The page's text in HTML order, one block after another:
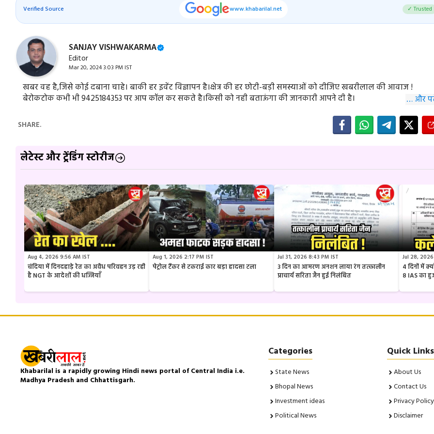
Verified Source www.khabarilal.net ✓ Trusted
SANJAY VISHWAKARMA
Editor
Mar 20, 2024 3:03 PM IST
खबर वह है,जिसे कोई दबाना चाहे। बाकी हर इवेंट विज्ञापन है।क्षेत्र की हर छोटी-बड़ी समस्याओं को दीजिए खबरीलाल की आवाज !
बेरोकटोक कभी भी 9425184353 पर आप कॉल कर सकते है।किसी को नही बताऊंगा की जानकारी आपने दी है।
… और
SHARE.
लेटेस्ट और ट्रेंडिंग स्टोरीज
Aug 4, 2026 9:56 AM IST
चंदिया में दिनदहाड़े रेत का अवैध परिवहन उड़ रही
है NGT के आदेशों की धज्जियाँ
Aug 1, 2026 2:17 PM IST
पेट्रोल टैंकर से टकराई कार बड़ा हादसा टला
Jul 31, 2026 8:43 PM IST
3 दिन का आमरण अनशन लाया रंग तत्कालीन
प्राचार्य सरिता जैन हुई निलंबित
Jul 28, 2026
4 दिनों में
8 IAS का
Khabarilal is a rapidly growing Hindi news portal of Central India i.e.
Madhya Pradesh and Chhattisgarh.
Categories
State News
Bhopal News
Investment ideas
Political News
Quick Links
About Us
Contact Us
Privacy Policy
Disclaimer